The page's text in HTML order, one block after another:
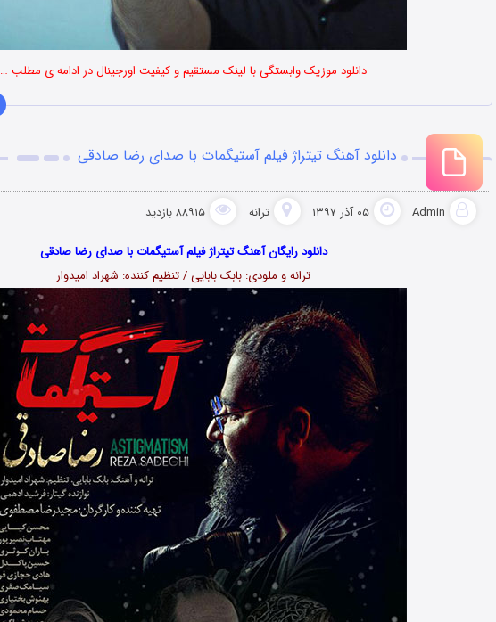
دانلود موزیک وابستگی با لینک مستقیم و کیفیت اورجینال در ادامه ی مطلب …
دانلود آهنگ تیتراژ فیلم آستیگمات با صدای رضا صادقی
Admin ۰۵ آذر ۱۳۹۷ ترانه ۸۸۹۱۵ بازدید
دانلود رایگان آهنگ تیتراژ فیلم آستیگمات با صدای رضا صادقی
ترانه و ملودی: بابک بابایی / تنظیم کننده: شهراد امیدوار